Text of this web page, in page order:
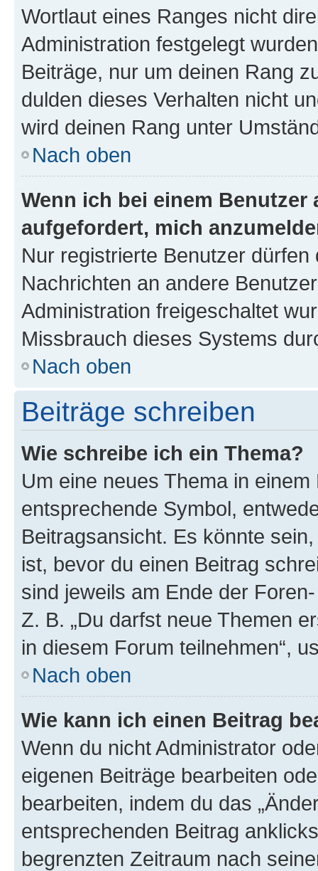
Wortlaut eines Ranges nicht
Administration festgelegt
Beiträge, nur um deinen Rang
dulden dieses Verhalten nicht
wird deinen Rang unter
Nach oben
Wenn ich bei einem
aufgefordert, mich
Nur registrierte Benutzer
Nachrichten an andere
Administration freigeschaltet
Missbrauch dieses Systems
Nach oben
Beiträge schreiben
Wie schreibe ich ein Thema?
Um eine neues Thema in
entsprechende Symbol,
Beitragsansicht. Es könnte
ist, bevor du einen Beitrag
sind jeweils am Ende der
Z. B. „Du darfst neue Themen
in diesem Forum teilnehmen“,
Nach oben
Wie kann ich einen Beitrag
Wenn du nicht Administrator
eigenen Beiträge bearbeiten
bearbeiten, indem du das
entsprechenden Beitrag
begrenzten Zeitraum nach